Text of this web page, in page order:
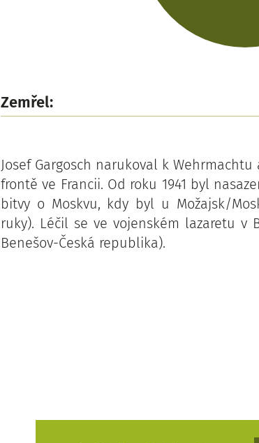
Zemřel:
Josef Gargosch narukoval k
frontě ve Francii. Od roku 1941 byl
bitvy o Moskvu, kdy byl u Možajsk/
ruky). Léčil se ve vojenském lazaretu v
Benešov-Česká republika).